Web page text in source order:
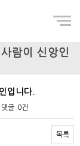
람이 신앙인
입니다.
댓글 0건
목록